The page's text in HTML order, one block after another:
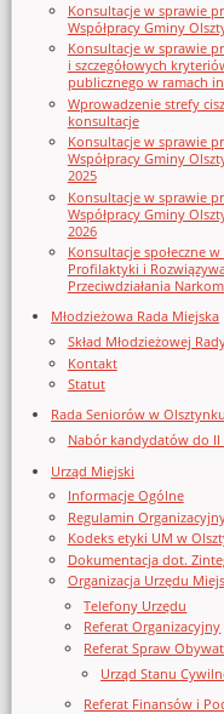
Konsultacje w sprawie
Współpracy Gminy
Konsultacje w sprawie
i szczegółowych
publicznego w ramach
Wprowadzenie strefy
konsultacje
Konsultacje w sprawie
Współpracy Gminy
2025
Konsultacje w sprawie
Współpracy Gminy
2026
Konsultacje społeczne
Profilaktyki i
Przeciwdziałania
Młodzieżowa Rada Miejska
Skład Młodzieżowej
Kontakt
Statut
Rada Seniorów w Olsztynku
Nabór kandydatów do
Urząd Miejski
Informacje Ogólne
Regulamin
Kodeks etyki UM w
Dokumentacja dot.
Organizacja Urzędu
Telefony Urzędu
Referat Organizacyjny
Referat Spraw
Urząd Stanu
Referat Finansów i